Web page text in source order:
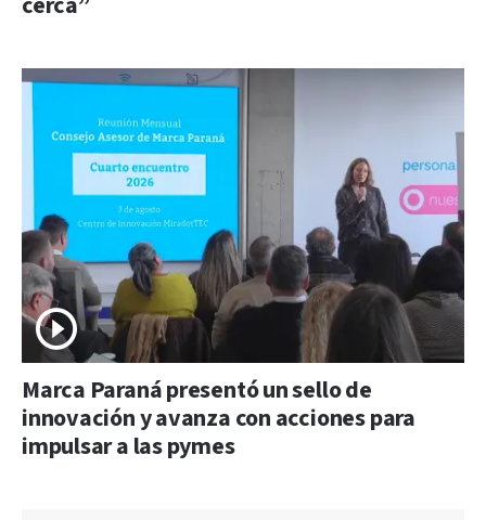
Marca Paraná presentó un sello de
innovación y avanza con acciones para
impulsar a las pymes